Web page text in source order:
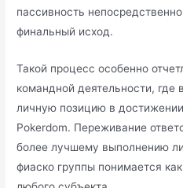
пассивность
финальный исход.
Такой процесс особенно
командной деятельности, где
личную позицию в
Pokerdom. Переживание
более лучшему выполнению
фиаско группы понимается